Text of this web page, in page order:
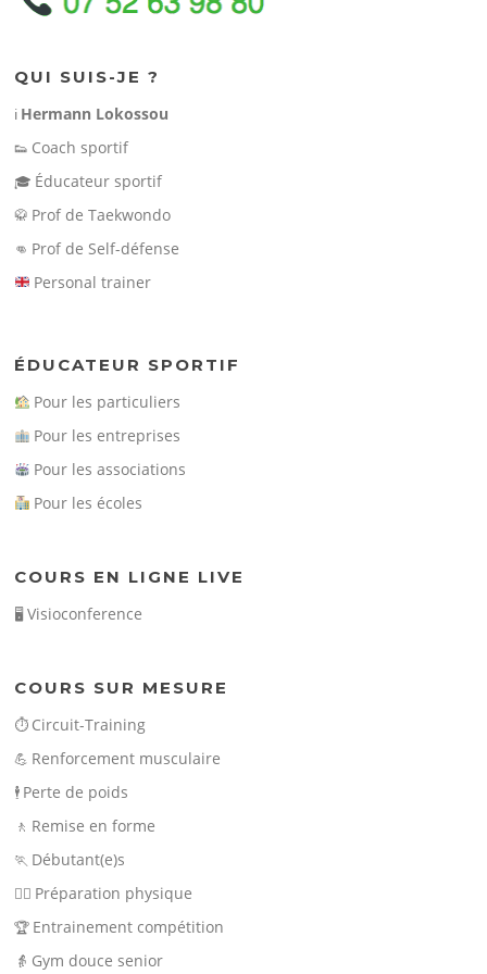
QUI SUIS-JE ?
ℹ️ Hermann Lokossou
👟 Coach sportif
🎓 Éducateur sportif
🥋 Prof de Taekwondo
👊 Prof de Self-défense
Personal trainer
ÉDUCATEUR SPORTIF
Pour les particuliers
Pour les entreprises
Pour les associations
Pour les écoles
COURS EN LIGNE LIVE
🖥️Visioconference
COURS SUR MESURE
⏱️ Circuit-Training
💪 Renforcement musculaire
🕴️ Perte de poids
🚶 Remise en forme
🏃 Débutant(e)s
🏃‍♀️ Préparation physique
🏆 Entrainement compétition
👵 Gym douce senior